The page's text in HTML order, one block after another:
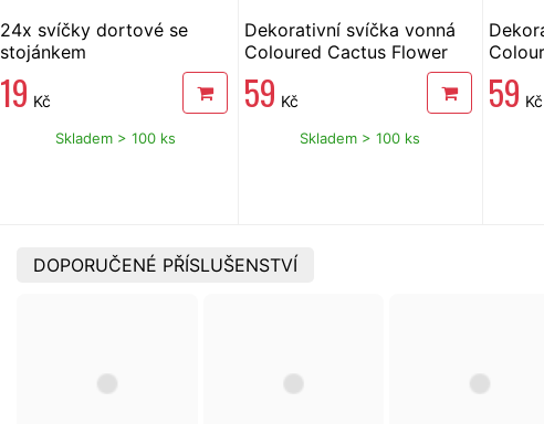
24x svíčky dortové se
stojánkem
19 Kč
Skladem > 100 ks
Dekorativní svíčka vonná
Coloured Cactus Flower
59 Kč
Skladem > 100 ks
59 Kč
DOPORUČENÉ PŘÍSLUŠENSTVÍ